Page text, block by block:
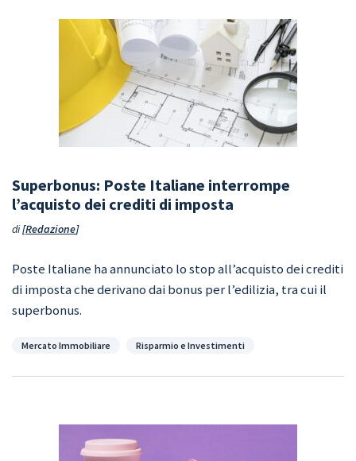
Superbonus: Poste Italiane interrompe
l’acquisto dei crediti di imposta
di Redazione
Poste Italiane ha annunciato lo stop all’acquisto dei crediti
di imposta che derivano dai bonus per l’edilizia, tra cui il
superbonus.
Categorie
Mercato Immobiliare Risparmio e Investimenti